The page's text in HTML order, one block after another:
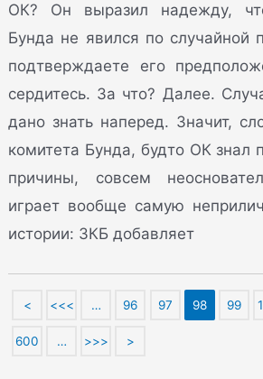
ОК? Он выразил надежду,
Бунда не явился по случайной
подтверждаете его
сердитесь. За что? Далее.
дано знать наперед. Значит,
комитета Бунда, будто ОК знал
причины, совсем
играет вообще самую
истории: 3КБ добавляет
< <<< … 96 97 98 99
600 … >>> >